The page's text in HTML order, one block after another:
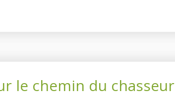
le chemin du chasseur